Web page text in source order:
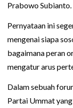
Prabowo Subianto.
Pernyataan ini
mengenai siapa
bagaimana peran
mengatur arus
Dalam sebuah
Partai Ummat